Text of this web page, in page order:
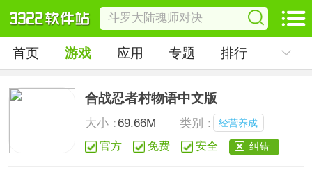
首页 游戏 应用 专题 排行
合战忍者村物语中文版
大小：69.66M 类别： 经营养成
官方 免费 安全 纠错